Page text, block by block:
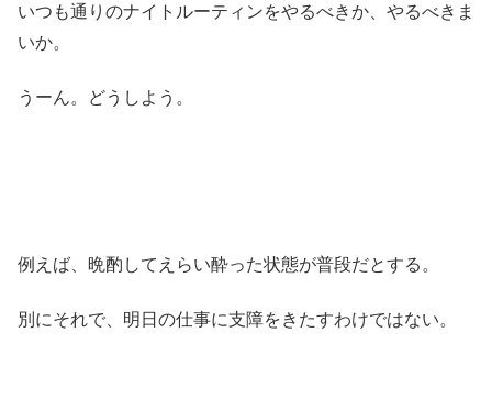
いつも通りのナイトルーティンをやるべきか、やるべきま
いか。
うーん。どうしよう。
例えば、晩酌してえらい酔った状態が普段だとする。
別にそれで、明日の仕事に支障をきたすわけではない。